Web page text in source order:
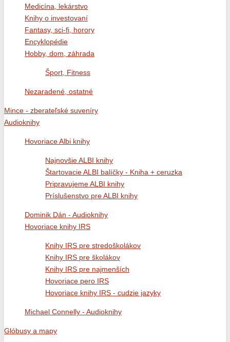
Medicína, lekárstvo
Knihy o investovaní
Fantasy, sci-fi, horory
Encyklopédie
Hobby, dom, záhrada
Šport, Fitness
Nezaradené, ostatné
Mince - zberateľské suveníry
Audioknihy
Hovoriace Albi knihy
Najnovšie ALBI knihy
Štartovacie ALBI balíčky - Kniha + ceruzka
Pripravujeme ALBI knihy
Príslušenstvo pre ALBI knihy
Dominik Dán - Audioknihy
Hovoriace knihy IRS
Knihy IRS pre stredoškolákov
Knihy IRS pre školákov
Knihy IRS pre najmenších
Hovoriace pero IRS
Hovoriace knihy IRS - cudzie jazyky
Michael Connelly - Audioknihy
Glóbusy a mapy